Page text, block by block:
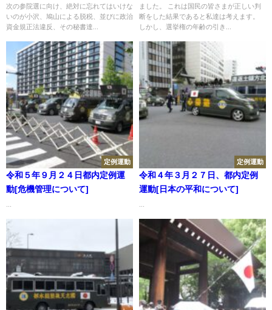
次の参院選に向け、絶対に忘れてはいけな
いのが小沢、鳩山による脱税、並びに政治
資金規正法違反、その秘書達...
ました。 これは国民の皆さまが正しい判
断をした結果であると私達は考えます。
しかし、選挙権の年齢の引き...
定例運動
令和５年９月２４日都内定例運
動[危機管理について]
定例運動
令和４年３月２７日、都内定例
運動[日本の平和について]